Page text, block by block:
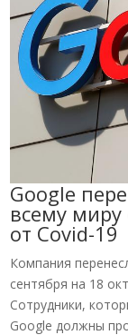
Google
всему миру
от Covid-19
Компания
сентября на 18
Сотрудники,
Google должны